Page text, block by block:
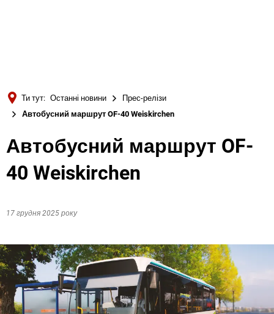
Русский
Ти тут: Останні новини
Прес-релізи
Автобусний маршрут OF-40 Weiskirchen
Автобусний маршрут OF-
40 Weiskirchen
17 грудня 2025 року